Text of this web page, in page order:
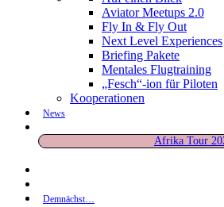
Aviator Meetups 2.0
Fly In & Fly Out
Next Level Experiences
Briefing Pakete
Mentales Flugtraining
„Fesch“-ion für Piloten
Kooperationen
News
Afrika Tour
Demnächst…